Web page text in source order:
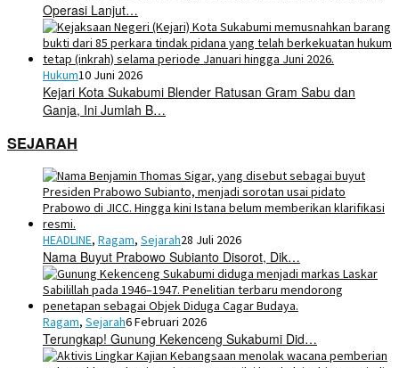
Operasi Lanjut…
Hukum10 Juni 2026
Kejari Kota Sukabumi Blender Ratusan Gram Sabu dan
Ganja, Ini Jumlah B…
SEJARAH
HEADLINE, Ragam, Sejarah28 Juli 2026
Nama Buyut Prabowo Subianto Disorot, Dik…
Ragam, Sejarah6 Februari 2026
Terungkap! Gunung Kekenceng Sukabumi Did…